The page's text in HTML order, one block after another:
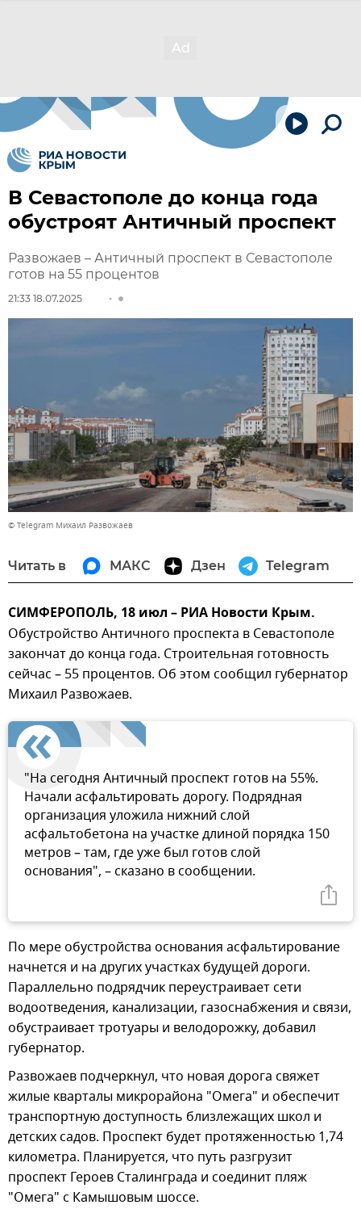
В Севастополе до конца года
обустроят Античный проспект
Развожаев – Античный проспект в Севастополе
готов на 55 процентов
21:33 18.07.2025
© Telegram Михаил Развожаев
Читать в МАКС Дзен Telegram
СИМФЕРОПОЛЬ, 18 июл – РИА Новости Крым.
Обустройство Античного проспекта в Севастополе
закончат до конца года. Строительная готовность
сейчас – 55 процентов. Об этом сообщил губернатор
Михаил Развожаев.
"На сегодня Античный проспект готов на 55%.
Начали асфальтировать дорогу. Подрядная
организация уложила нижний слой
асфальтобетона на участке длиной порядка 150
метров – там, где уже был готов слой
основания", – сказано в сообщении.
По мере обустройства основания асфальтирование
начнется и на других участках будущей дороги.
Параллельно подрядчик переустраивает сети
водоотведения, канализации, газоснабжения и связи,
обустраивает тротуары и велодорожку, добавил
губернатор.
Развожаев подчеркнул, что новая дорога свяжет
жилые кварталы микрорайона "Омега" и обеспечит
транспортную доступность близлежащих школ и
детских садов. Проспект будет протяженностью 1,74
километра. Планируется, что путь разгрузит
проспект Героев Сталинграда и соединит пляж
"Омега" с Камышовым шоссе.